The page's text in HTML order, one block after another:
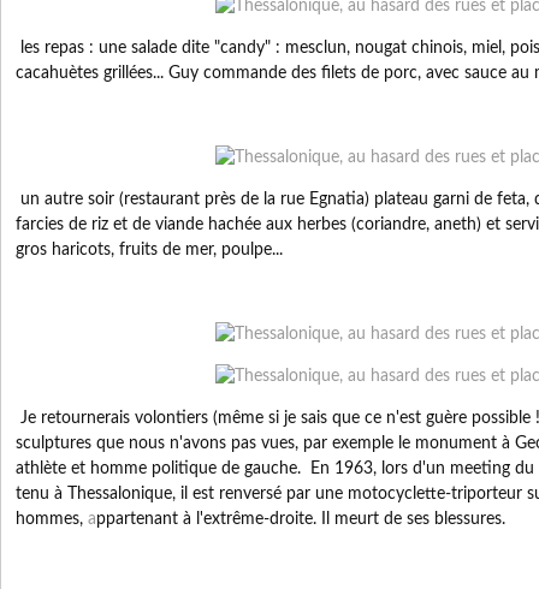
les repas : une salade dite "candy" : mesclun, nougat chinois, miel,
cacahuètes grillées... Guy commande des filets de porc, avec sauce au
un autre soir (restaurant près de la rue Egnatia) plateau garni de feta,
farcies de riz et de viande hachée aux herbes (coriandre, aneth) et
gros haricots, fruits de mer, poulpe...
Je retournerais volontiers (même si je sais que ce n'est guère
sculptures que nous n'avons pas vues, par exemple le monument à
athlète et homme politique de gauche.
En 1963, lors d'un meeting
tenu à Thessalonique, il est renversé par une motocyclette-triporteur
hommes, appartenant à l'extrême-droite. Il meurt de ses blessures.